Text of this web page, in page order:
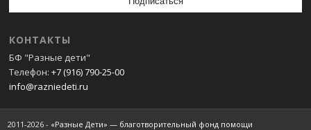
КОНТАКТЫ
БФ "Разные дети"
Телефон: +7 (916) 790-25-00
info@razniedeti.ru
2011-2026 - «Разные Дети» — благотворительный фонд помощи